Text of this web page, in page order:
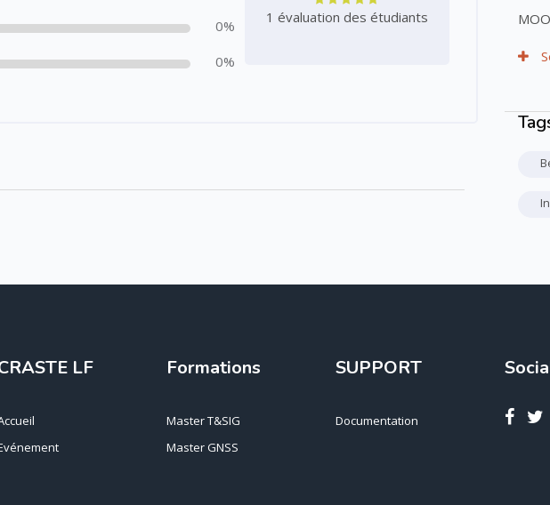
0%
0%
1 évaluation des étudiants
Passer
LF Formations
Master T&SIG
Master GNSS
SUPPORT
Documentation